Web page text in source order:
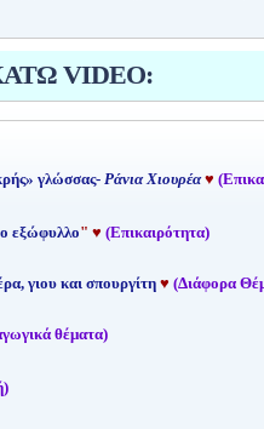
VIDEO:
γλώσσας- Ράνια Χιουρέα ♥
εξώφυλλο" ♥ (Επικαιρότητα)
γιου και σπουργίτη ♥ (Διάφορα
θέματα)